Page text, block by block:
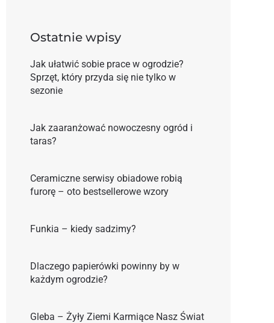
Ostatnie wpisy
Jak ułatwić sobie prace w ogrodzie?
Sprzęt, który przyda się nie tylko w
sezonie
Jak zaaranżować nowoczesny ogród i
taras?
Ceramiczne serwisy obiadowe robią
furorę – oto bestsellerowe wzory
Funkia – kiedy sadzimy?
Dlaczego papierówki powinny by w
każdym ogrodzie?
Gleba – Żyły Ziemi Karmiące Nasz Świat